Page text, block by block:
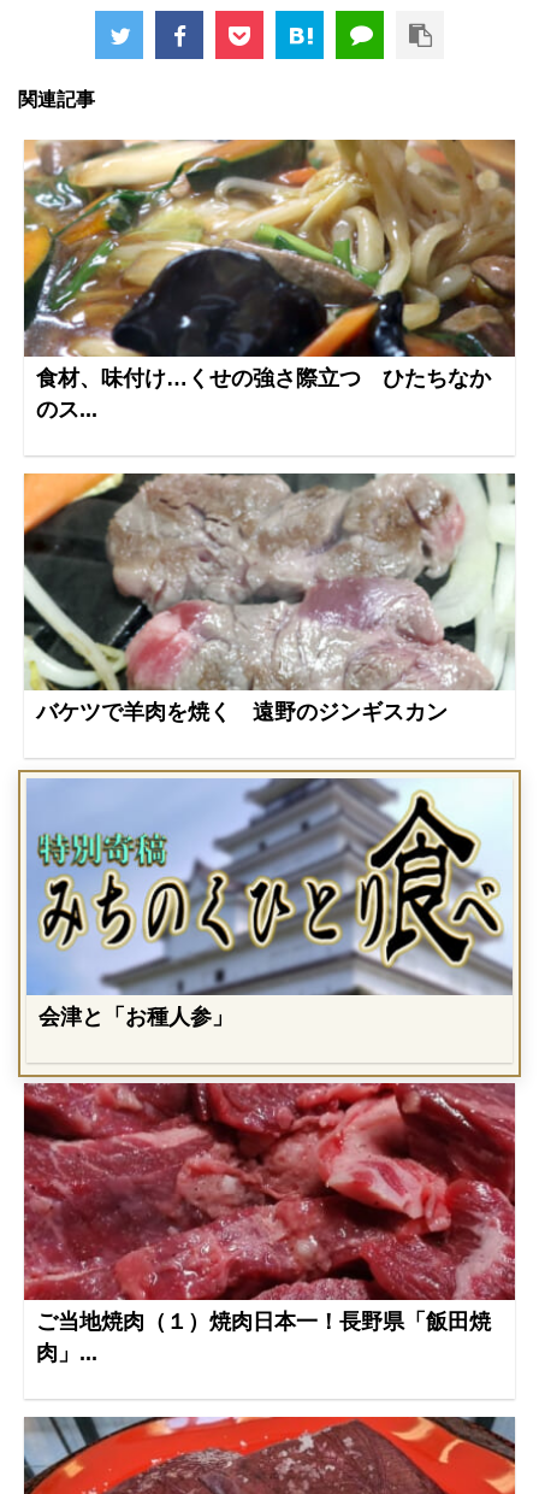
関連記事
食材、味付け…くせの強さ際立つ ひたちなか
のス...
バケツで羊肉を焼く 遠野のジンギスカン
会津と「お種人参」
ご当地焼肉（１）焼肉日本一！長野県「飯田焼
肉」...